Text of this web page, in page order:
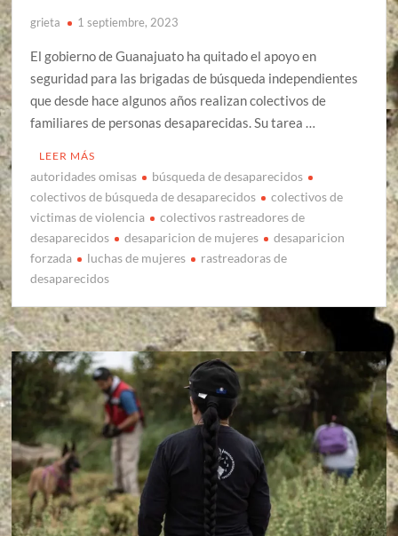
grieta 1 septiembre, 2023
El gobierno de Guanajuato ha quitado el apoyo en
seguridad para las brigadas de búsqueda independientes
que desde hace algunos años realizan colectivos de
familiares de personas desaparecidas. Su tarea …
LEER MÁS
autoridades omisas
búsqueda de desaparecidos
colectivos de búsqueda de desaparecidos
colectivos de
victimas de violencia
colectivos rastreadores de
desaparecidos
desaparicion de mujeres
desaparicion
forzada
luchas de mujeres
rastreadoras de
desaparecidos